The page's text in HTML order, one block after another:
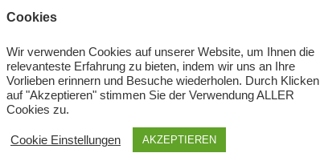
Cookies
Wir verwenden Cookies auf unserer Website, um Ihnen die
relevanteste Erfahrung zu bieten, indem wir uns an Ihre
Vorlieben erinnern und Besuche wiederholen. Durch Klicken
auf "Akzeptieren" stimmen Sie der Verwendung ALLER
Cookies zu.
Cookie Einstellungen AKZEPTIEREN